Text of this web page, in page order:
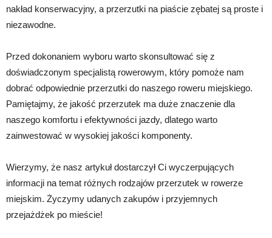
nakład konserwacyjny, a przerzutki na piaście zębatej są proste i
niezawodne.
Przed dokonaniem wyboru warto skonsultować się z
doświadczonym specjalistą rowerowym, który pomoże nam
dobrać odpowiednie przerzutki do naszego roweru miejskiego.
Pamiętajmy, że jakość przerzutek ma duże znaczenie dla
naszego komfortu i efektywności jazdy, dlatego warto
zainwestować w wysokiej jakości komponenty.
Wierzymy, że nasz artykuł dostarczył Ci wyczerpujących
informacji na temat różnych rodzajów przerzutek w rowerze
miejskim. Życzymy udanych zakupów i przyjemnych
przejażdżek po mieście!